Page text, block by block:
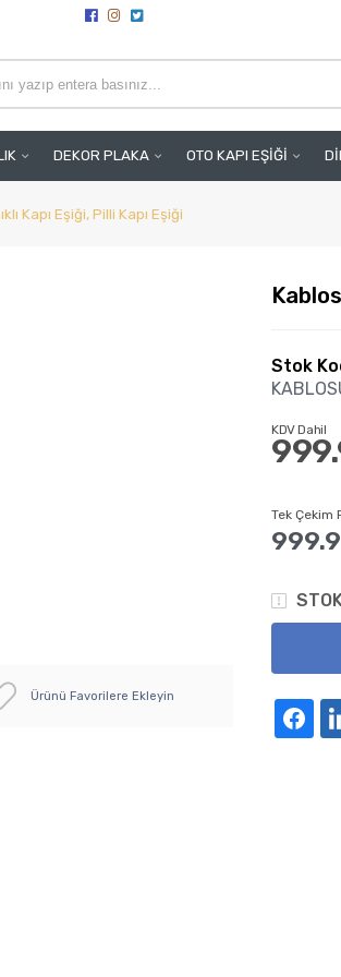
DEKOR PLAKA OTO KAPI EŞİĞİ
Kapı Eşiği, Pilli Kapı Eşiği
Ürünü Favorilere Ekleyin
Stok
KDV Dahil
Tek Çekim